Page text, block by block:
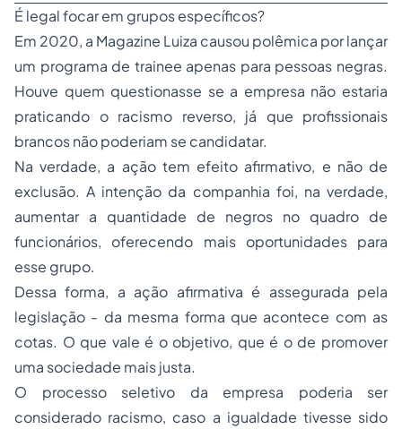
É legal focar em grupos específicos?
Em 2020, a Magazine Luiza causou polêmica por lançar
um programa de trainee apenas para pessoas negras.
Houve quem questionasse se a empresa não estaria
praticando o racismo reverso, já que profissionais
brancos não poderiam se candidatar.
Na verdade, a ação tem efeito afirmativo, e não de
exclusão. A intenção da companhia foi, na verdade,
aumentar a quantidade de negros no quadro de
funcionários, oferecendo mais oportunidades para
esse grupo.
Dessa forma, a ação afirmativa é assegurada pela
legislação - da mesma forma que acontece com as
cotas. O que vale é o objetivo, que é o de promover
uma sociedade mais justa.
O processo seletivo da empresa poderia ser
considerado racismo, caso a igualdade tivesse sido